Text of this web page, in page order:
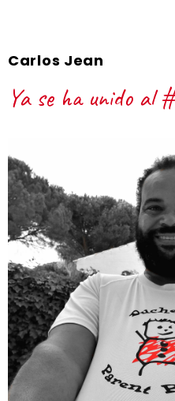
Carlos Jean
Ya se ha unido al